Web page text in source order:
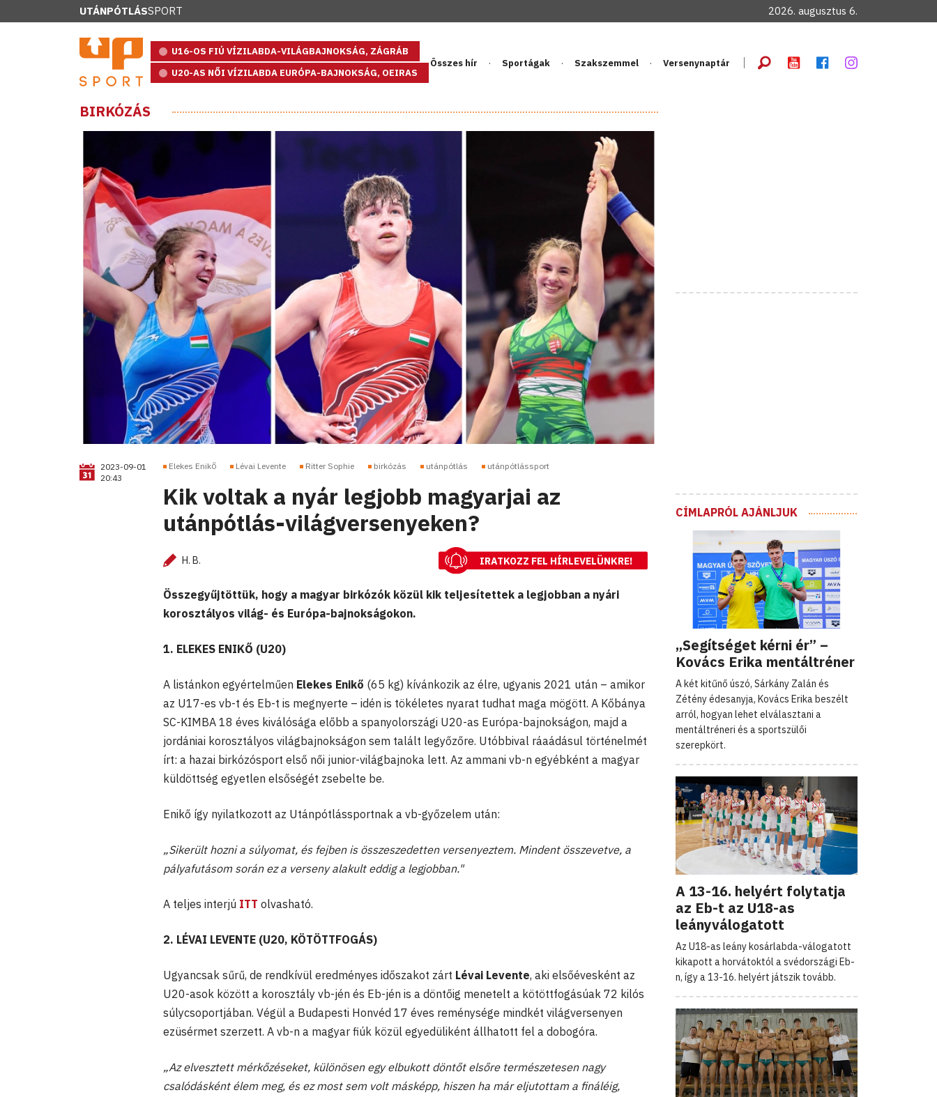
UTÁNPÓTLÁSSPORT 2026. augusztus 6.
U16-OS FIÚ VÍZILABDA-VILÁGBAJNOKSÁG, ZÁGRÁB
U20-AS NŐI VÍZILABDA EURÓPA-BAJNOKSÁG, OEIRAS
Összes hír Sportágak Szakszemmel Versenynaptár
BIRKÓZÁS
2023-09-01
20:43
Elekes Enikő Lévai Levente Ritter Sophie birkózás utánpótlás utánpótlássport
Kik voltak a nyár legjobb magyarjai az
utánpótlás-világversenyeken?
H. B. IRATKOZZ FEL HÍRLEVELÜNKRE!
Összegyűjtöttük, hogy a magyar birkózók közül kik teljesítettek a legjobban a nyári
korosztályos világ- és Európa-bajnokságokon.
1. ELEKES ENIKŐ (U20)
A listánkon egyértelműen Elekes Enikő (65 kg) kívánkozik az élre, ugyanis 2021 után – amikor
az U17-es vb-t és Eb-t is megnyerte – idén is tökéletes nyarat tudhat maga mögött. A Kőbánya
SC-KIMBA 18 éves kiválósága előbb a spanyolországi U20-as Európa-bajnokságon, majd a
jordániai korosztályos világbajnokságon sem talált legyőzőre. Utóbbival ráaádásul történelmét
írt: a hazai birkózósport első női junior-világbajnoka lett. Az ammani vb-n egyébként a magyar
küldöttség egyetlen elsőségét zsebelte be.
Enikő így nyilatkozott az Utánpótlássportnak a vb-győzelem után:
„Sikerült hozni a súlyomat, és fejben is összeszedetten versenyeztem. Mindent összevetve, a
pályafutásom során ez a verseny alakult eddig a legjobban."
A teljes interjú ITT olvasható.
2. LÉVAI LEVENTE (U20, KÖTÖTTFOGÁS)
Ugyancsak sűrű, de rendkívül eredményes időszakot zárt Lévai Levente, aki elsőévesként az
U20-asok között a korosztály vb-jén és Eb-jén is a döntőig menetelt a kötöttfogásúak 72 kilós
súlycsoportjában. Végül a Budapesti Honvéd 17 éves reménysége mindkét világversenyen
ezüsérmet szerzett. A vb-n a magyar fiúk közül egyedüliként állhatott fel a dobogóra.
„Az elvesztett mérkőzéseket, különösen egy elbukott döntőt elsőre természetesen nagy
csalódásként élem meg, és ez most sem volt másképp, hiszen ha már eljutottam a fináléig,
CÍMLAPRÓL AJÁNLJUK
„Segítséget kérni ér” –
Kovács Erika mentáltréner
A két kitűnő úszó, Sárkány Zalán és
Zétény édesanyja, Kovács Erika beszélt
arról, hogyan lehet elválasztani a
mentáltréneri és a sportszülői
szerepkört.
A 13-16. helyért folytatja
az Eb-t az U18-as
leányválogatott
Az U18-as leány kosárlabda-válogatott
kikapott a horvátoktól a svédországi Eb-
n, így a 13-16. helyért játszik tovább.